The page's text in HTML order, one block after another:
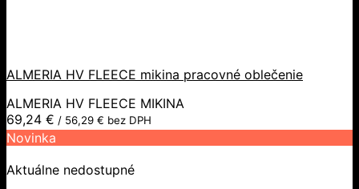
ALMERIA HV FLEECE mikina pracovné oblečenie
ALMERIA HV FLEECE MIKINA
69,24 € / 56,29 € bez DPH
Novinka
Aktuálne nedostupné